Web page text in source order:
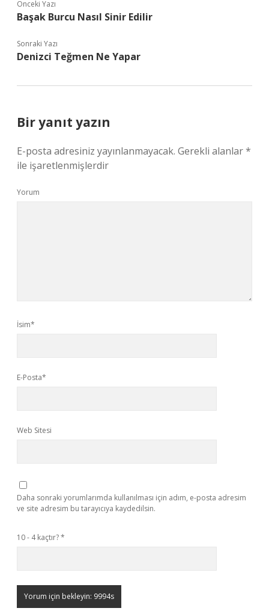
Önceki Yazı
Başak Burcu Nasıl Sinir Edilir
Sonraki Yazı
Denizci Teğmen Ne Yapar
Bir yanıt yazın
E-posta adresiniz yayınlanmayacak. Gerekli alanlar*
ile işaretlenmişlerdir
Yorum
İsim*
E-Posta*
Web Sitesi
Daha sonraki yorumlarımda kullanılması için adım, e-posta adresim
ve site adresim bu tarayıcıya kaydedilsin.
10 - 4 kaçtır?*